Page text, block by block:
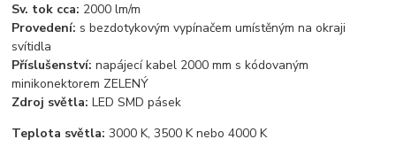
Sv. tok cca: 2000 lm/m
Provedení: s bezdotykovým vypínačem umístěným na okraji
svítidla
Příslušenství:napájecí kabel 2000 mm s kódovaným
minikonektorem ZELENÝ
Zdroj světla:LED SMD pásek
Teplota světla:3000 K, 3500 K nebo 4000 K